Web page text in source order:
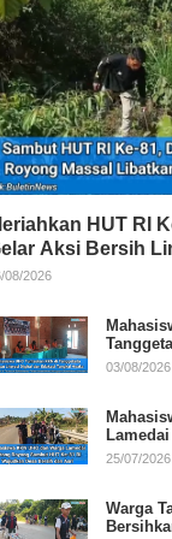
HUT RI
Aksi Bersih
Polri
08/2026
Program
03/08/2026
HUT Ke-
25/07/2026
Warga